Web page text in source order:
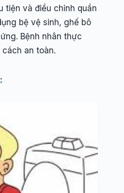
tiện và điều chỉnh quần
bệ vệ sinh, ghế bô
Bệnh nhân thực
an toàn.